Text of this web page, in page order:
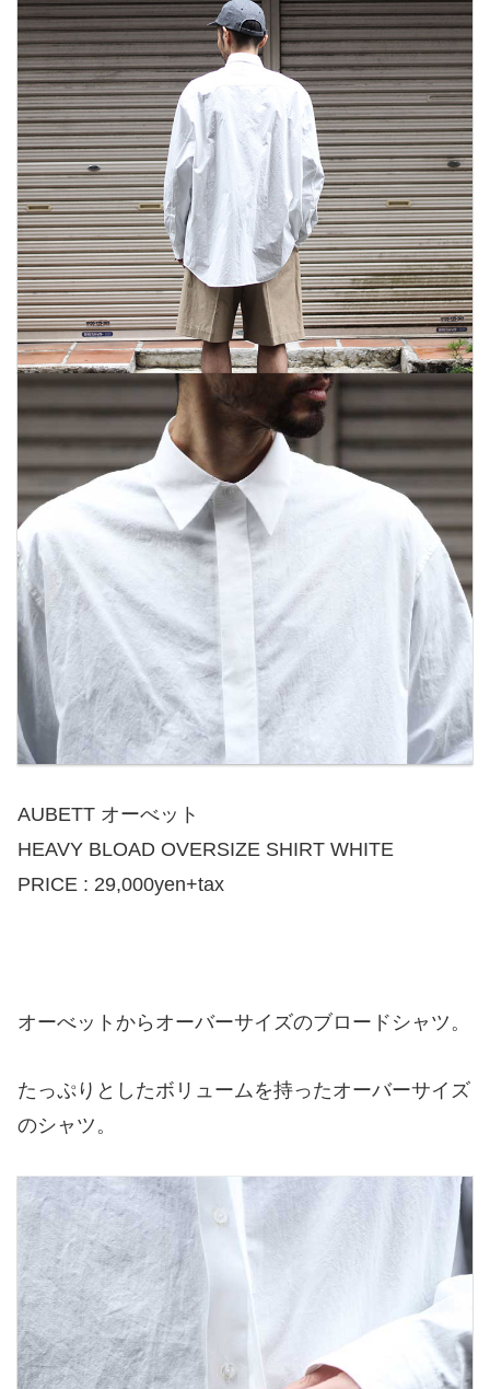
AUBETT オーべット
HEAVY BLOAD OVERSIZE SHIRT WHITE
PRICE : 29,000yen+tax
オーべットからオーバーサイズのブロードシャツ。
たっぷりとしたボリュームを持ったオーバーサイズ
のシャツ。